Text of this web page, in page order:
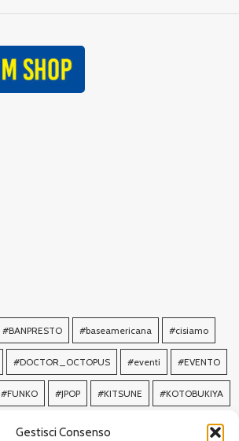
Gestisci Consenso
#BANPRESTO #baseamericana #cisiamo
#DOCTOR_OCTOPUS #eventi #EVENTO
#FUNKO #JPOP #KITSUNE #KOTOBUKIYA
#navy #nex